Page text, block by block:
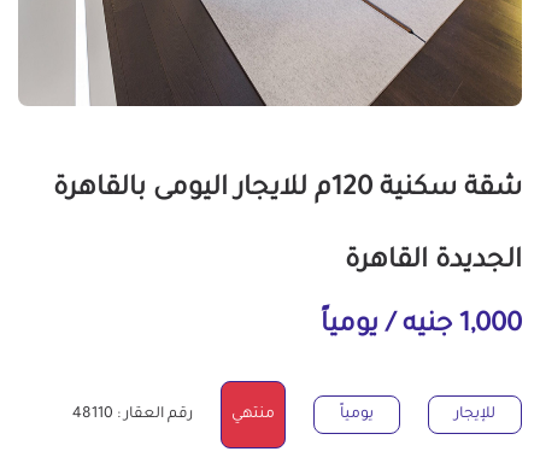
شقة سكنية 120م للايجار اليومى بالقاهرة
الجديدة القاهرة
1,000 جنيه / يومياً
للإيجار يومياً منتهي رقم العقار : 48110